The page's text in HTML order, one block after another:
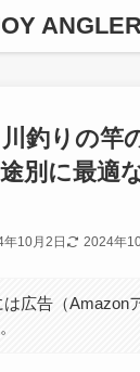
釣りの竿
別に最適
10月2日 2024年
広告（Amazon